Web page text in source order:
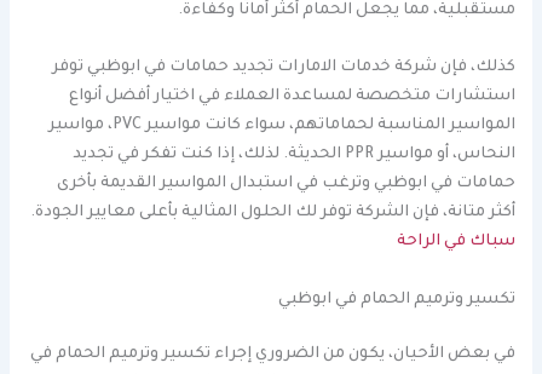
مستقبلية، مما يجعل الحمام أكثر أمانًا وكفاءة.
كذلك، فإن شركة خدمات الامارات تجديد حمامات في ابوظبي توفر
استشارات متخصصة لمساعدة العملاء في اختيار أفضل أنواع
المواسير المناسبة لحماماتهم، سواء كانت مواسير PVC، مواسير
النحاس، أو مواسير PPR الحديثة. لذلك، إذا كنت تفكر في تجديد
حمامات في ابوظبي وترغب في استبدال المواسير القديمة بأخرى
أكثر متانة، فإن الشركة توفر لك الحلول المثالية بأعلى معايير الجودة.
سباك في الراحة
تكسير وترميم الحمام في ابوظبي
في بعض الأحيان، يكون من الضروري إجراء تكسير وترميم الحمام في